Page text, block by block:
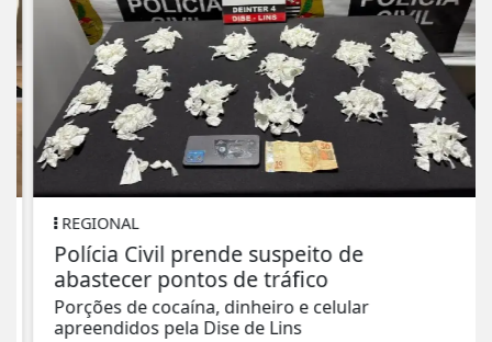
REGIONAL
Polícia Civil prende suspeito de
abastecer pontos de tráfico
Porções de cocaína, dinheiro e celular
apreendidos pela Dise de Lins